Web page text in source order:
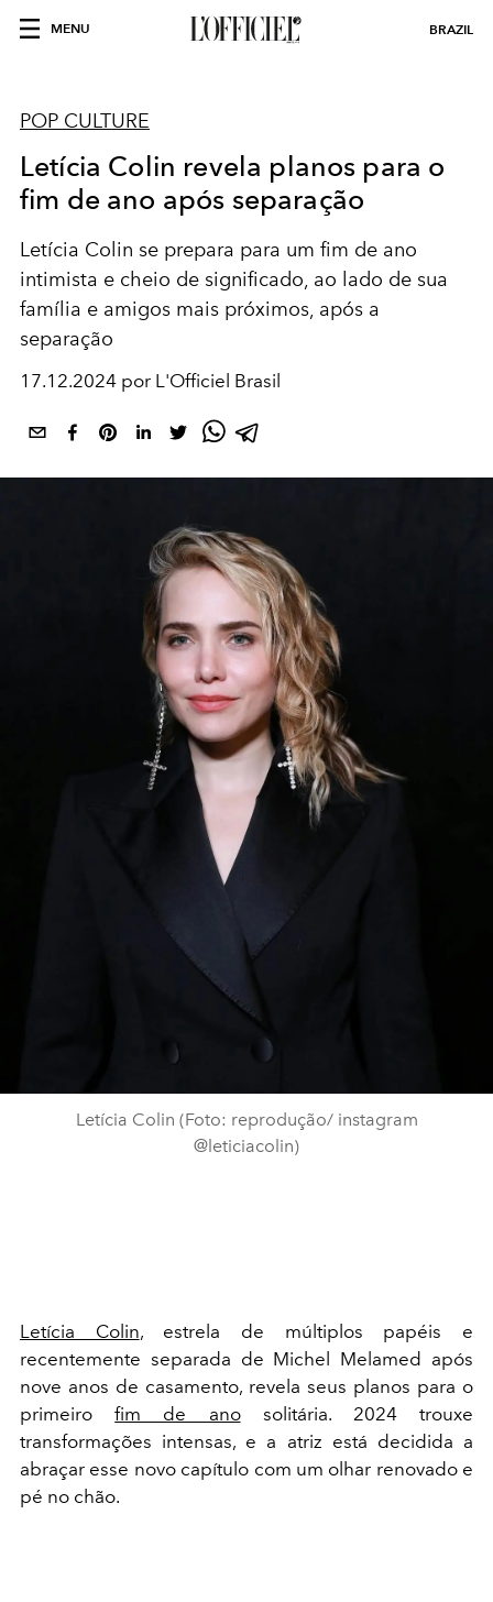
MENU BRAZIL
POP CULTURE
Letícia Colin revela planos para o
fim de ano após separação
Letícia Colin se prepara para um fim de ano
intimista e cheio de significado, ao lado de sua
família e amigos mais próximos, após a
separação
17.12.2024 por L'Officiel Brasil
Letícia Colin (Foto: reprodução/ instagram
@leticiacolin)
Letícia Colin, estrela de múltiplos papéis e
recentemente separada de Michel Melamed após
nove anos de casamento, revela seus planos para o
primeirofim de anosolitária. 2024 trouxe
transformações intensas, e a atriz está decidida a
abraçar esse novo capítulo com um olhar renovado e
pé no chão.